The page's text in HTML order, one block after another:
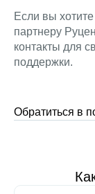
Если вы
партнеру
контакты для
поддержки.
Обратиться в